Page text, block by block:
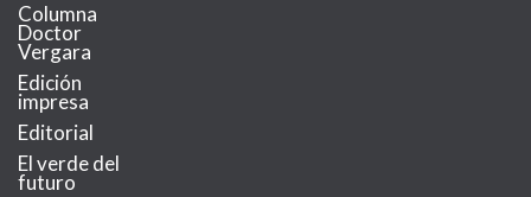
Columna
Doctor
Vergara
Edición
impresa
Editorial
El verde del
futuro